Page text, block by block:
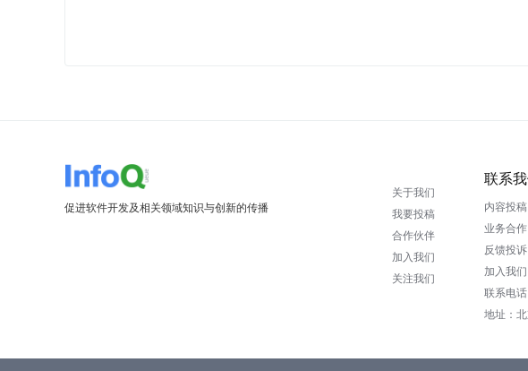
促进软件开发及相关领域知识与创新的传播
关于我们
我要投稿
合作伙伴
加入我们
关注我们
联系
内容投
业务合
反馈投
加入我
联系电
地址：